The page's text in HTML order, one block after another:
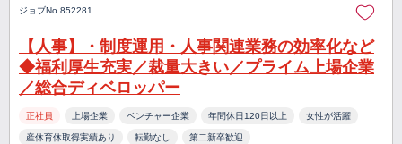
ジョブNo.852281
【人事】・制度運用・人事関連業務の効率化など
◆福利厚生充実／裁量大きい／プライム上場企業
／総合ディベロッパー
正社員 上場企業 ベンチャー企業 年間休日120日以上 女性が活躍
産休育休取得実績あり 転勤なし 第二新卒歓迎